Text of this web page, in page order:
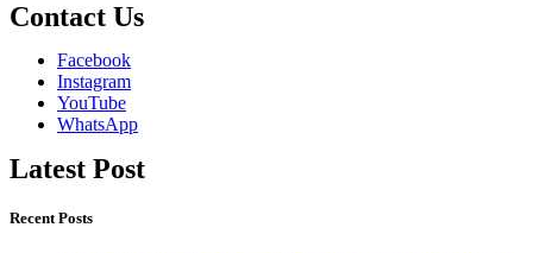
Contact Us
Facebook
Instagram
YouTube
WhatsApp
Latest Post
Recent Posts